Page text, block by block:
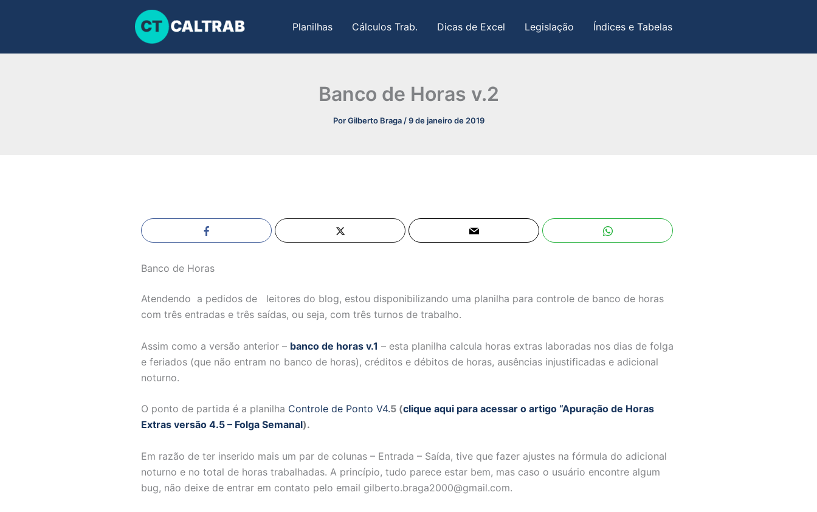
conteúdo
Planilhas Cálculos Trab. Dicas de Excel Legislação Índices e Tabelas
Banco de Horas v.2
PorGilberto Braga /9 de janeiro de 2019
Banco de Horas
Atendendo a pedidos de leitores do blog, estou disponibilizando uma planilha para controle de banco de horas
com três entradas e três saídas, ou seja, com três turnos de trabalho.
Assim como a versão anterior – banco de horas v.1 – esta planilha calcula horas extras laboradas nos dias de folga
e feriados (que não entram no banco de horas), créditos e débitos de horas, ausências injustificadas e adicional
noturno.
O ponto de partida é a planilha Controle de Ponto V4.5 (clique aqui para acessar o artigo “Apuração de Horas
Extras versão 4.5 – Folga Semanal).
Em razão de ter inserido mais um par de colunas – Entrada – Saída, tive que fazer ajustes na fórmula do adicional
noturno e no total de horas trabalhadas. A princípio, tudo parece estar bem, mas caso o usuário encontre algum
bug, não deixe de entrar em contato pelo email gilberto.braga2000@gmail.com.